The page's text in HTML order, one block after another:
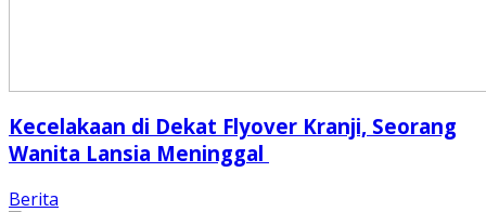
Kecelakaan di Dekat Flyover Kranji, Seorang
Wanita Lansia Meninggal
Berita